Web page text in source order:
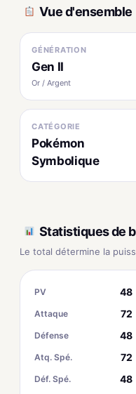
Vue d'ensemble
GÉNÉRATION
Gen II
Or / Argent
CATÉGORIE
Pokémon
Symbolique
Statistiques de
Le total détermine la
PV 48
Attaque 72
Défense 48
Atq. Spé. 72
Déf. Spé. 48